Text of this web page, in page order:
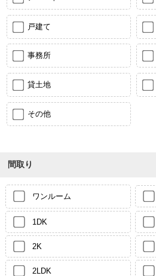
戸建て
事務所
貸土地
その他
間取り
ワンルーム
1DK
2K
2LDK